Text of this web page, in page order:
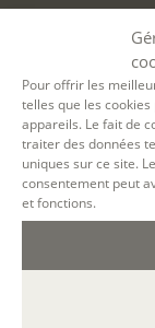
Pour offrir les
telles que les
appareils. Le fait de
traiter des données
uniques sur ce site.
consentement peut
et fonctions.
NOS ATELIERS
L’école d’écriture
La fabrique du
Les stages
Se former à la
Se former à
NOS SERVICES